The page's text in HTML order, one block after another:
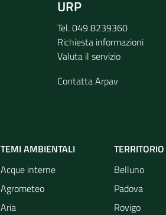
URP
Tel. 049 8239360
Richiesta informazioni
Valuta il servizio
Contatta Arpav
TEMI AMBIENTALI
Acque interne
Agrometeo
Aria
TERRITORIO
Belluno
Padova
Rovigo